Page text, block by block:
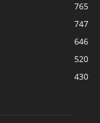
765
747
646
520
430